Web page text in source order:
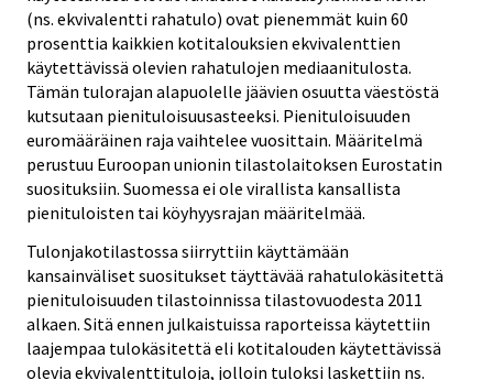
(ns. ekvivalentti rahatulo) ovat pienemmät kuin 60
prosenttia kaikkien kotitalouksien ekvivalenttien
käytettävissä olevien rahatulojen mediaanitulosta.
Tämän tulorajan alapuolelle jäävien osuutta väestöstä
kutsutaan pienituloisuusasteeksi. Pienituloisuuden
euromääräinen raja vaihtelee vuosittain. Määritelmä
perustuu Euroopan unionin tilastolaitoksen Eurostatin
suosituksiin. Suomessa ei ole virallista kansallista
pienituloisten tai köyhyysrajan määritelmää.
Tulonjakotilastossa siirryttiin käyttämään
kansainväliset suositukset täyttävää rahatulokäsitettä
pienituloisuuden tilastoinnissa tilastovuodesta 2011
alkaen. Sitä ennen julkaistuissa raporteissa käytettiin
laajempaa tulokäsitettä eli kotitalouden käytettävissä
olevia ekvivalenttituloja, jolloin tuloksi laskettiin ns.